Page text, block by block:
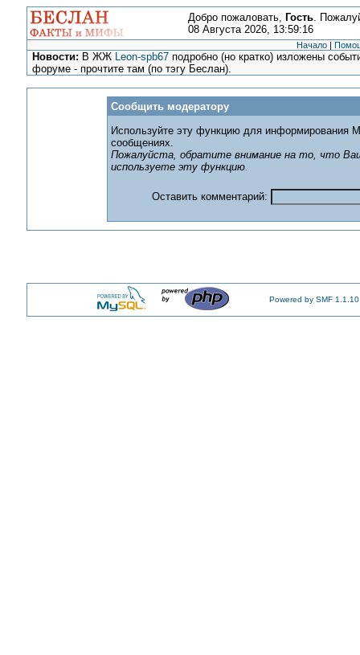
Добро пожаловать, Гость.
08 Августа 2026, 13:59:16
Начало |
Новости: В ЖЖ Leon-spb67 подробно (но кратко) изложены
форуме - прочтите там (по тэгу Беслан).
Сообщить модератору
Используйте эту функцию для информирования
сообщениях.
Пожалуйста, обратите внимание на то, что
используете эту функцию.
Оставить комментарий:
Powered by SMF 1.1.10